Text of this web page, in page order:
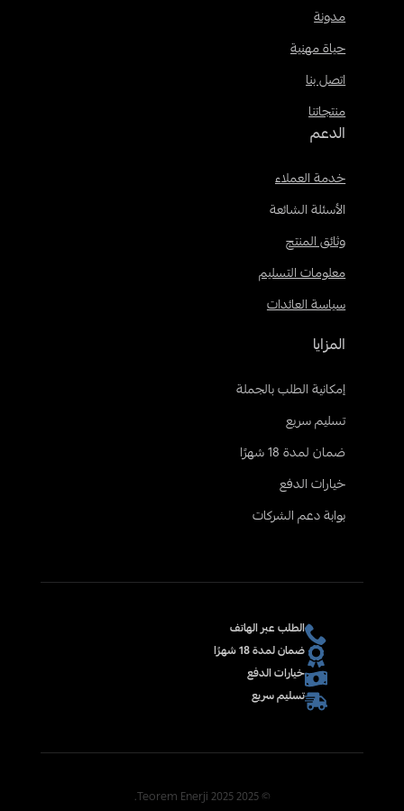
مدونة
حياة مهنية
اتصل بنا
منتجاتنا
الدعم
خدمة العملاء
الأسئلة الشائعة
وثائق المنتج
معلومات التسليم
سياسة العائدات
المزايا
إمكانية الطلب بالجملة
تسليم سريع
ضمان لمدة 18 شهرًا
خيارات الدفع
بوابة دعم الشركات
الطلب عبر الهاتف
ضمان لمدة 18 شهرًا
خيارات الدفع
تسليم سريع
© 2025 2025 Teorem Enerji.